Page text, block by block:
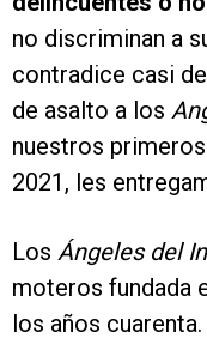
no discriminan a
contradice casi
de asalto a los
nuestros
2021, les
Los Ángeles del
moteros fundada
los años